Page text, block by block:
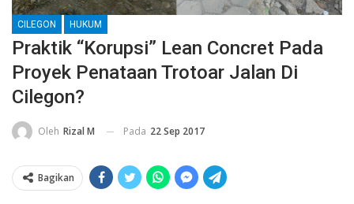
CILEGON HUKUM
Praktik “Korupsi” Lean Concret Pada
Proyek Penataan Trotoar Jalan Di
Cilegon?
Oleh Rizal M Pada 22 Sep 2017
Bagikan